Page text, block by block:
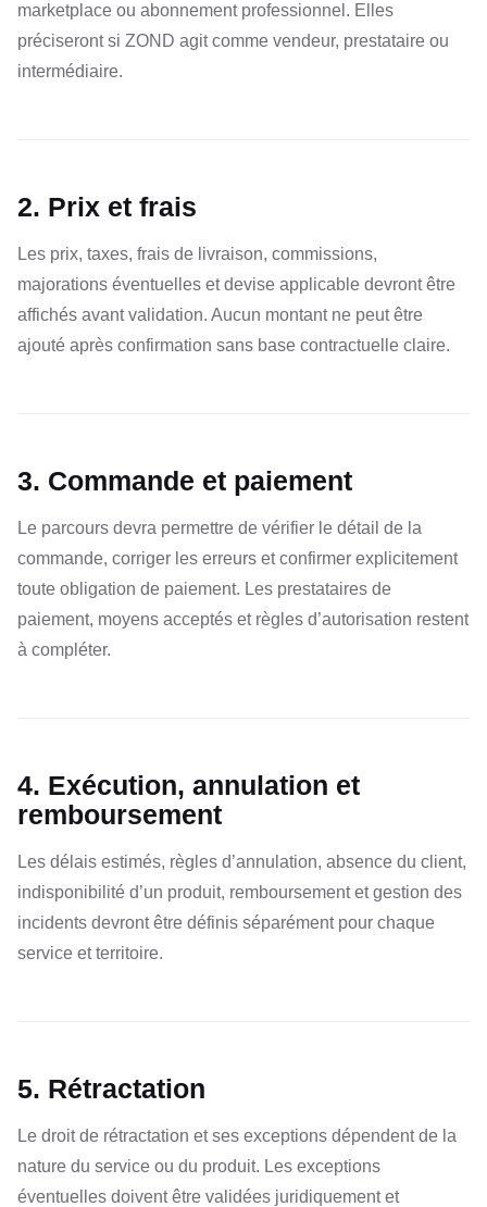
marketplace ou abonnement professionnel. Elles
préciseront si ZOND agit comme vendeur, prestataire ou
intermédiaire.
2. Prix et frais
Les prix, taxes, frais de livraison, commissions,
majorations éventuelles et devise applicable devront être
affichés avant validation. Aucun montant ne peut être
ajouté après confirmation sans base contractuelle claire.
3. Commande et paiement
Le parcours devra permettre de vérifier le détail de la
commande, corriger les erreurs et confirmer explicitement
toute obligation de paiement. Les prestataires de
paiement, moyens acceptés et règles d’autorisation restent
à compléter.
4. Exécution, annulation et
remboursement
Les délais estimés, règles d’annulation, absence du client,
indisponibilité d’un produit, remboursement et gestion des
incidents devront être définis séparément pour chaque
service et territoire.
5. Rétractation
Le droit de rétractation et ses exceptions dépendent de la
nature du service ou du produit. Les exceptions
éventuelles doivent être validées juridiquement et